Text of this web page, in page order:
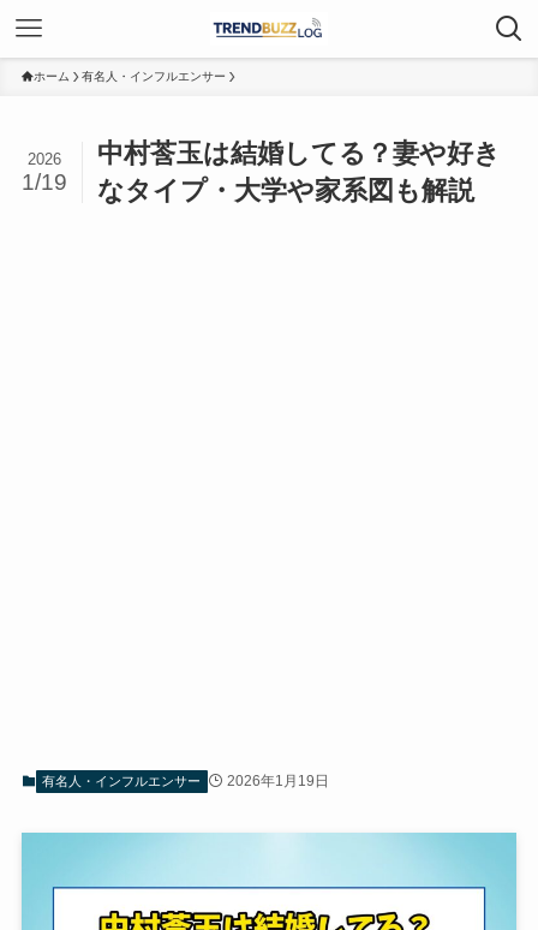
ホーム 有名人・インフルエンサー
中村莟玉は結婚してる？妻や好き
なタイプ・大学や家系図も解説
2026
1/19
有名人・インフルエンサー 2026年1月19日